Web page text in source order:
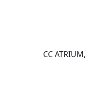
CC ATRIUM,